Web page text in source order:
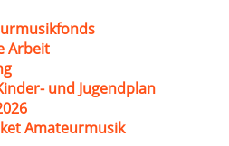
Arbeit
und Jugendplan
Amateurmusik